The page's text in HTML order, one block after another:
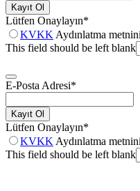
Kayıt Ol
Lütfen Onaylayın*
KVKK Aydınlatma
This field should be left blank
E-Posta Adresi*
Kayıt Ol
Lütfen Onaylayın*
KVKK Aydınlatma
This field should be left blank